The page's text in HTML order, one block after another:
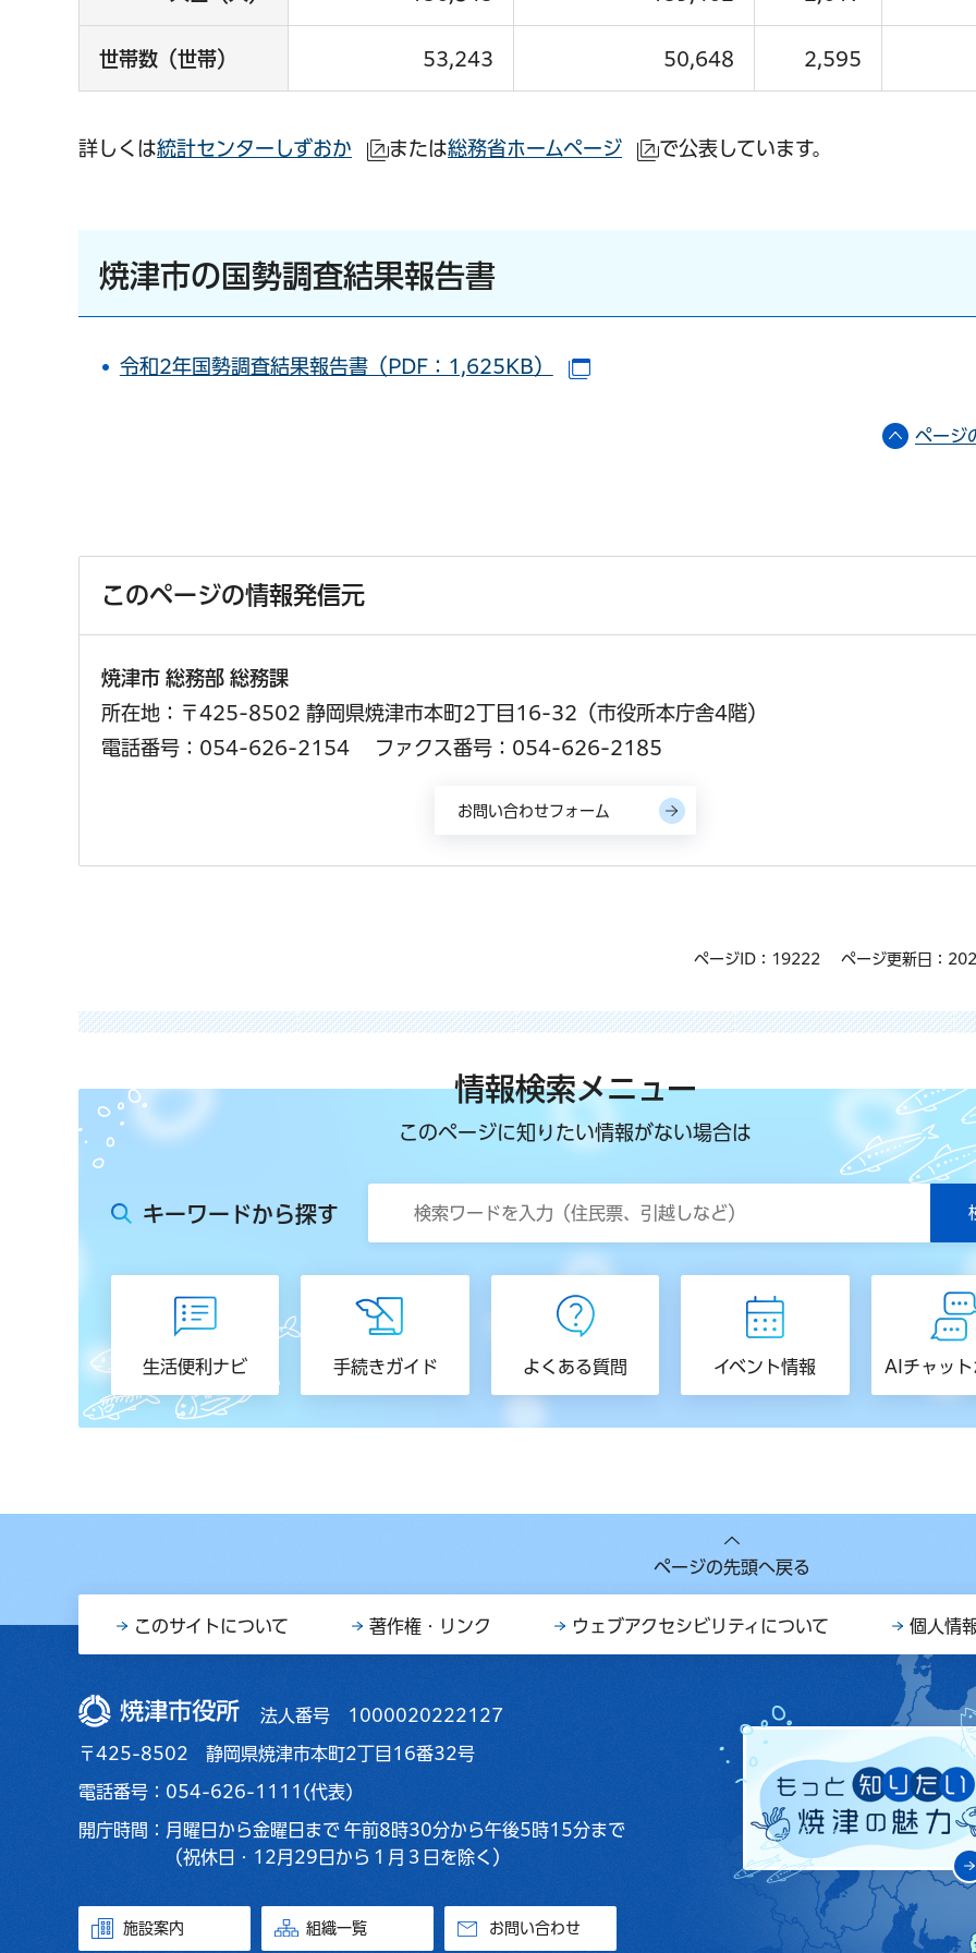
世帯数（世帯） 53,243 50,648 2,595
詳しくは統計センターしずおか （外部サイトへリンク）
または総務省ホームページ （外部サイトへリンク）
で公表しています。
焼津市の国勢調査結果報告書
令和2年国勢調査結果報告書（PDF：1,625KB） （別ウインドウで開きます）
ページ
このページの情報発信元
焼津市 総務部 総務課
所在地：〒425-8502 静岡県焼津市本町2丁目16-32（市役所本庁舎4階）
電話番号：054-626-2154
ファクス番号：054-626-2185
ページID：19222 ページ更新日：
情報検索メニュー
このページに知りたい情報がない場合は
キーワードから探す
生活便利ナビ 手続きガイド よくある質問 イベント情報 AIチャッ
ページの先頭へ戻る
このサイトについて 著作権・リンク ウェブアクセシビリティについて 個人情
焼津市役所 法人番号 1000020222127
〒425-8502 静岡県焼津市本町2丁目16番32号
電話番号：054-626-1111(代表)
開庁時間： 月曜日から金曜日まで 午前8時30分から午後5時15分まで
（祝休日・12月29日から１月３日を除く）
施設案内 組織一覧 お問い合わせ